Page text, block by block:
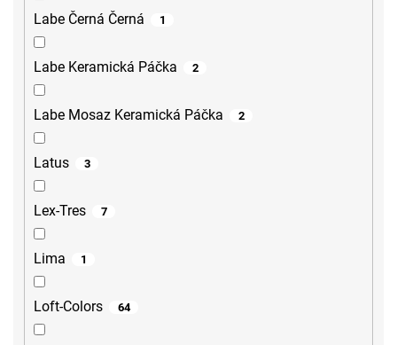
Labe Černá Černá 1
Labe Keramická Páčka 2
Labe Mosaz Keramická Páčka 2
Latus 3
Lex-Tres 7
Lima 1
Loft-Colors 64